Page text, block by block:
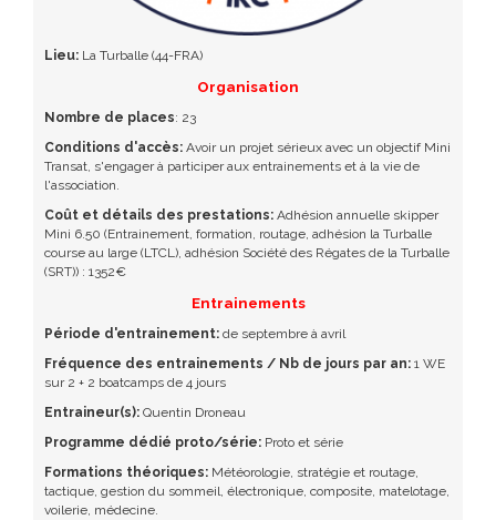
Lieu: La Turballe (44-FRA)
Organisation
Nombre de places: 23
Conditions d'accès: Avoir un projet sérieux avec un objectif Mini
Transat, s'engager à participer aux entrainements et à la vie de
l'association.
Coût et détails des prestations: Adhésion annuelle skipper
Mini 6.50 (Entrainement, formation, routage, adhésion la Turballe
course au large (LTCL), adhésion Société des Régates de la Turballe
(SRT)) : 1352€
Entrainements
Période d'entrainement: de septembre à avril
Fréquence des entrainements / Nb de jours par an: 1 WE
sur 2 + 2 boatcamps de 4 jours
Entraineur(s): Quentin Droneau
Programme dédié proto/série: Proto et série
Formations théoriques: Météorologie, stratégie et routage,
tactique, gestion du sommeil, électronique, composite, matelotage,
voilerie, médecine.